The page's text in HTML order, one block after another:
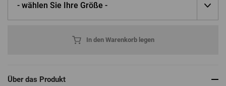
- wählen Sie Ihre Größe -
In den Warenkorb legen
Über das Produkt